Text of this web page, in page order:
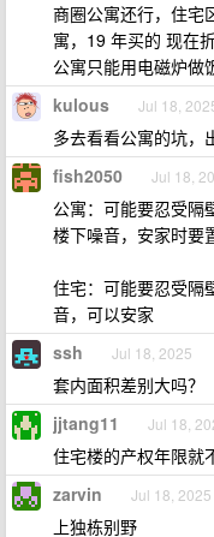
商圈公寓还行，住宅
寓，19 年买的 现在
公寓只能用电磁炉做
kulous Jul 18,
多去看看公寓的坑，
fish2050 Jul 18,
公寓：可能要忍受隔
楼下噪音，安家时要
住宅：可能要忍受隔
音，可以安家
ssh Jul 18, 2025
套内面积差别大吗？
jjtang11 Jul 18,
住宅楼的产权年限就
zarvin Jul 18, 2025
上独栋别野